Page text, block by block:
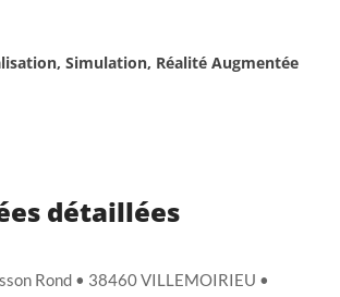
Simulation, Réalité Augmentée
détaillées
Rond • 38460 VILLEMOIRIEU •